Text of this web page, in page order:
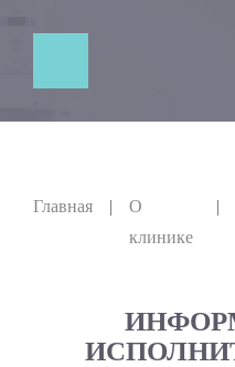
Главная |
О
клинике
|